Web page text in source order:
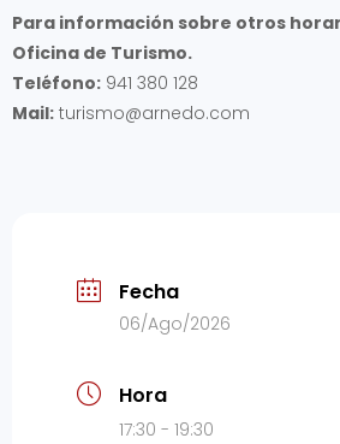
Para información sobre otros
Oficina de Turismo.
Teléfono: 941 380 128
Mail: turismo@arnedo.com
Fecha
06/Ago/2026
Hora
17:30 - 19:30